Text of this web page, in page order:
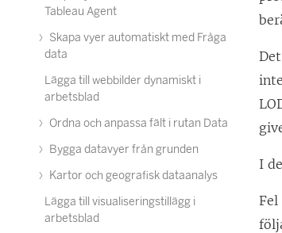
Tableau Agent
Skapa vyer automatiskt med Fråga
data
Lägga till webbilder dynamiskt i
arbetsblad
Ordna och anpassa fält i rutan Data
Bygga datavyer från grunden
Kartor och geografisk dataanalys
Lägga till visualiseringstillägg i
arbetsblad
I